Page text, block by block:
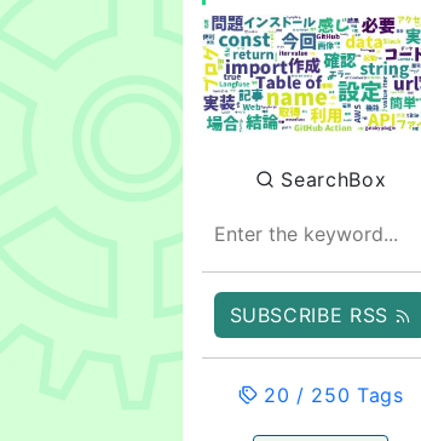
SearchBox
SUBSCRIBE RSS
20 / 250 Tags